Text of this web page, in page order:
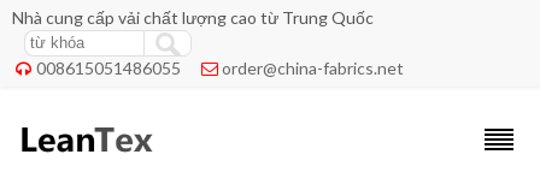
Nhà cung cấp vải chất lượng cao từ Trung Quốc
 008615051486055  order@china-fabrics.net